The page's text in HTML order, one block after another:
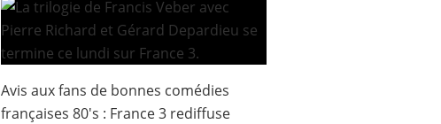
Avis aux fans de bonnes comédies
françaises 80's : France 3 rediffuse